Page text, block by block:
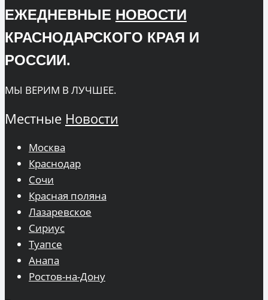
ЕЖЕДНЕВНЫЕ НОВОСТИ
КРАСНОДАРСКОГО КРАЯ И
РОССИИ.
МЫ ВЕРИМ В ЛУЧШЕЕ.
Местные Новости
Москва
Краснодар
Сочи
Красная поляна
Лазаревское
Сириус
Туапсе
Анапа
Ростов-на-Дону